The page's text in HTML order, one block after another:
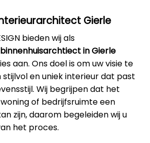
Gierle
bieden wij als
binnenhuisarchtiect in Gierle
aan. Ons doel is om uw visie te
en uniek interieur dat past
Wij begrijpen dat het
of bedrijfsruimte een
zijn, daarom begeleiden wij u
het proces.